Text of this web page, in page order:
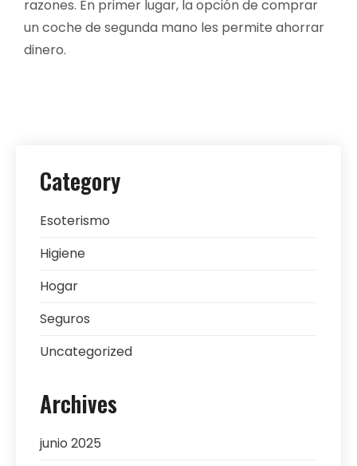
razones. En primer lugar, la opción de comprar
un coche de segunda mano les permite ahorrar
dinero.
Category
Esoterismo
Higiene
Hogar
Seguros
Uncategorized
Archives
junio 2025